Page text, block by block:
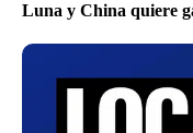
Luna y China quiere